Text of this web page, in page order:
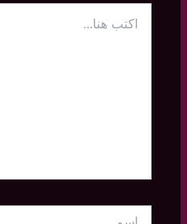
هنا...